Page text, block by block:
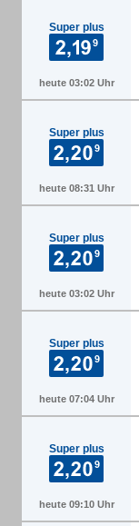
Super plus
heute 03:02 Uhr
Super plus
heute 08:31 Uhr
Super plus
heute 03:02 Uhr
Super plus
heute 07:04 Uhr
Super plus
heute 09:10 Uhr